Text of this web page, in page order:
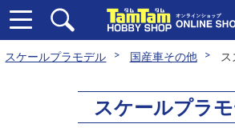
スケールプラモデル 国産車その他 ス
スケールプラ